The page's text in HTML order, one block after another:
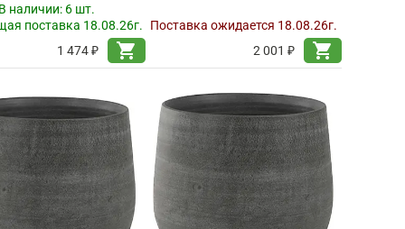
наличии: 6 шт.
поставка 18.08.26г.
1 474 ₽
shopping_cart
Поставка ожидается 18.08.26г.
2 001 ₽
shopping_cart